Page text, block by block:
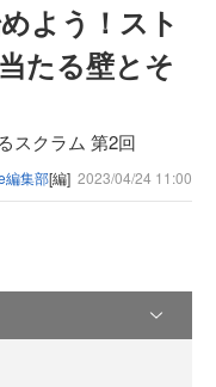
よう！スト
たる壁とそ
スクラム 第2回
編集部[編] 2023/04/24 11:00